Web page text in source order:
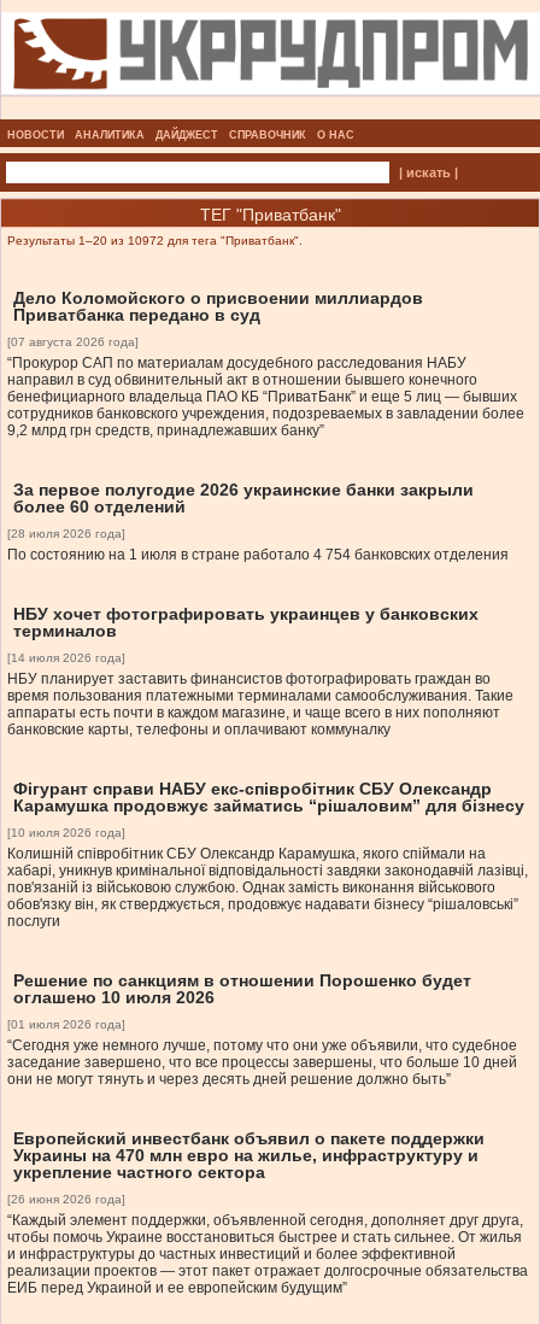
НОВОСТИ АНАЛИТИКА ДАЙДЖЕСТ СПРАВОЧНИК О НАС
| искать |
ТЕГ "Приватбанк"
Результаты 1–20 из 10972 для тега "Приватбанк".
Дело Коломойского о присвоении миллиардов
Приватбанка передано в суд
[07 августа 2026 года]
“Прокурор САП по материалам досудебного расследования НАБУ
направил в суд обвинительный акт в отношении бывшего конечного
бенефициарного владельца ПАО КБ “ПриватБанк” и еще 5 лиц — бывших
сотрудников банковского учреждения, подозреваемых в завладении более
9,2 млрд грн средств, принадлежавших банку”
За первое полугодие 2026 украинские банки закрыли
более 60 отделений
[28 июля 2026 года]
По состоянию на 1 июля в стране работало 4 754 банковских отделения
НБУ хочет фотографировать украинцев у банковских
терминалов
[14 июля 2026 года]
НБУ планирует заставить финансистов фотографировать граждан во
время пользования платежными терминалами самообслуживания. Такие
аппараты есть почти в каждом магазине, и чаще всего в них пополняют
банковские карты, телефоны и оплачивают коммуналку
Фігурант справи НАБУ екс-співробітник СБУ Олександр
Карамушка продовжує займатись “рішаловим” для бізнесу
[10 июля 2026 года]
Колишній співробітник СБУ Олександр Карамушка, якого спіймали на
хабарі, уникнув кримінальної відповідальності завдяки законодавчій лазівці,
пов'язаній із військовою службою. Однак замість виконання військового
обов'язку він, як стверджується, продовжує надавати бізнесу “рішаловські”
послуги
Решение по санкциям в отношении Порошенко будет
оглашено 10 июля 2026
[01 июля 2026 года]
“Сегодня уже немного лучше, потому что они уже объявили, что судебное
заседание завершено, что все процессы завершены, что больше 10 дней
они не могут тянуть и через десять дней решение должно быть”
Европейский инвестбанк объявил о пакете поддержки
Украины на 470 млн евро на жилье, инфраструктуру и
укрепление частного сектора
[26 июня 2026 года]
“Каждый элемент поддержки, объявленной сегодня, дополняет друг друга,
чтобы помочь Украине восстановиться быстрее и стать сильнее. От жилья
и инфраструктуры до частных инвестиций и более эффективной
реализации проектов — этот пакет отражает долгосрочные обязательства
ЕИБ перед Украиной и ее европейским будущим”